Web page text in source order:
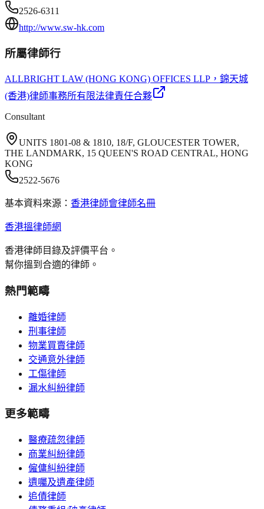
2526-6311
http://www.sw-hk.com
所屬律師行
ALLBRIGHT LAW (HONG KONG) OFFICES LLP ，錦天城
(香港)律師事務所有限法律責任合夥
Consultant
UNITS 1801-08 & 1810, 18/F, GLOUCESTER TOWER,
THE LANDMARK, 15 QUEEN'S ROAD CENTRAL, HONG
KONG
2522-5676
基本資料來源： 香港律師會律師名冊
香港搵律師網
香港律師目錄及評價平台。
幫你搵到合適的律師。
熱門範疇
離婚律師
刑事律師
物業買賣律師
交通意外律師
工傷律師
漏水糾紛律師
更多範疇
醫療疏忽律師
商業糾紛律師
僱傭糾紛律師
遺囑及遺產律師
追債律師